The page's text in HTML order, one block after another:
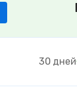
30 дней